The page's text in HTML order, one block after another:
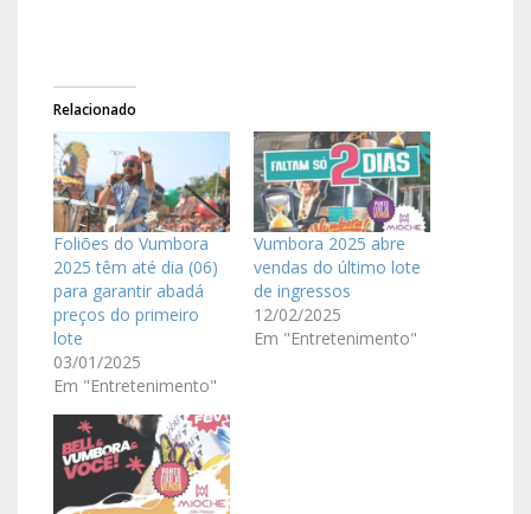
Relacionado
Foliões do Vumbora
2025 têm até dia (06)
para garantir abadá
preços do primeiro
lote
03/01/2025
Em "Entretenimento"
Vumbora 2025 abre
vendas do último lote
de ingressos
12/02/2025
Em "Entretenimento"